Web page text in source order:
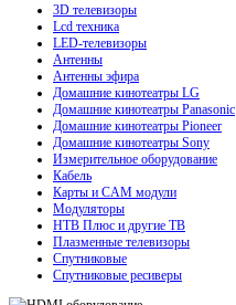
3D телевизоры
Lcd техника
LED-телевизоры
Антенны
Антенны эфира
Домашние кинотеатры LG
Домашние кинотеатры Panasonic
Домашние кинотеатры Pioneer
Домашние кинотеатры Sony
Измерительное оборудование
Кабель
Карты и CAM модули
Модуляторы
НТВ Плюс и другие ТВ
Плазменные телевизоры
Спутниковые
Спутниковые ресиверы